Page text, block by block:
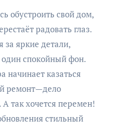
радовать глаз.
за яркие детали,
спокойный фон.
начинает казаться
ремонт—дело
А так хочется перемен!
стильный